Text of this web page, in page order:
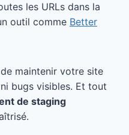
les URLs dans la
outil comme Better
maintenir votre site
bugs visibles. Et tout
de staging